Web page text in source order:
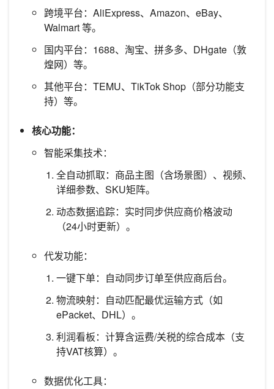
跨境平台：AliExpress、Amazon、eBay、
Walmart 等。
国内平台：1688、淘宝、拼多多、DHgate（敦
煌网）等。
其他平台：TEMU、TikTok Shop（部分功能支
持）等。
核心功能：
智能采集技术：
全自动抓取：商品主图（含场景图）、视频、
详细参数、SKU矩阵。
动态数据追踪：实时同步供应商价格波动
（24小时更新）。
代发功能：
一键下单：自动同步订单至供应商后台。
物流映射：自动匹配最优运输方式（如
ePacket、DHL）。
利润看板：计算含运费/关税的综合成本（支
持VAT核算）。
数据优化工具：